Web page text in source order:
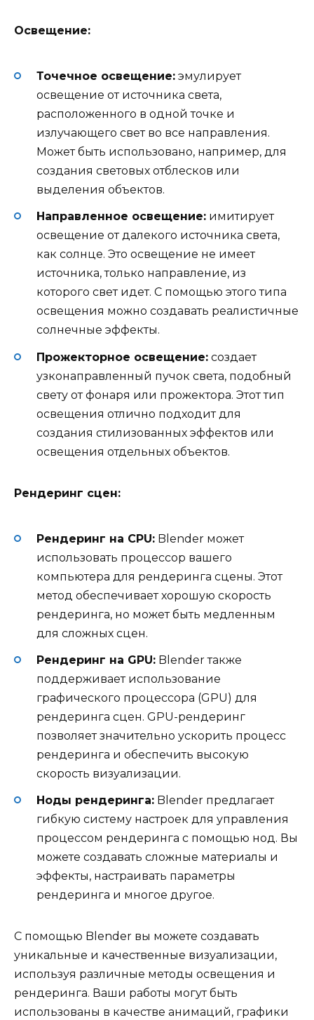
Освещение:
Точечное освещение: эмулирует
освещение от источника света,
расположенного в одной точке и
излучающего свет во все направления.
Может быть использовано, например, для
создания световых отблесков или
выделения объектов.
Направленное освещение: имитирует
освещение от далекого источника света,
как солнце. Это освещение не имеет
источника, только направление, из
которого свет идет. С помощью этого типа
освещения можно создавать реалистичные
солнечные эффекты.
Прожекторное освещение: создает
узконаправленный пучок света, подобный
свету от фонаря или прожектора. Этот тип
освещения отлично подходит для
создания стилизованных эффектов или
освещения отдельных объектов.
Рендеринг сцен:
Рендеринг на CPU: Blender может
использовать процессор вашего
компьютера для рендеринга сцены. Этот
метод обеспечивает хорошую скорость
рендеринга, но может быть медленным
для сложных сцен.
Рендеринг на GPU: Blender также
поддерживает использование
графического процессора (GPU) для
рендеринга сцен. GPU-рендеринг
позволяет значительно ускорить процесс
рендеринга и обеспечить высокую
скорость визуализации.
Ноды рендеринга: Blender предлагает
гибкую систему настроек для управления
процессом рендеринга с помощью нод. Вы
можете создавать сложные материалы и
эффекты, настраивать параметры
рендеринга и многое другое.
С помощью Blender вы можете создавать
уникальные и качественные визуализации,
используя различные методы освещения и
рендеринга. Ваши работы могут быть
использованы в качестве анимаций, графики